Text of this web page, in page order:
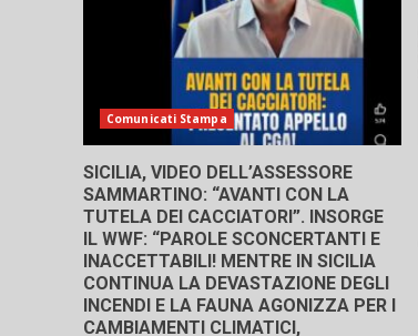
Comunicati Stampa
SICILIA, VIDEO DELL’ASSESSORE
SAMMARTINO: “AVANTI CON LA
TUTELA DEI CACCIATORI”. INSORGE
IL WWF: “PAROLE SCONCERTANTI E
INACCETTABILI! MENTRE IN SICILIA
CONTINUA LA DEVASTAZIONE DEGLI
INCENDI E LA FAUNA AGONIZZA PER I
CAMBIAMENTI CLIMATICI,